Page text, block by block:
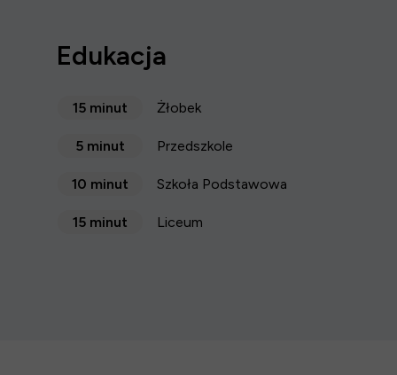
Edukacja
Żłobek
15 minut
Przedszkole
5 minut
Szkoła Podstawowa
10 minut
Liceum
15 minut